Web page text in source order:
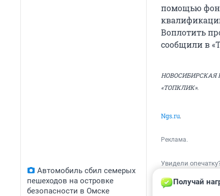
Автомобиль сбил семерых
пешеходов на островке
безопасности в Омске
помощью
Воплотить
сообщили в
НОВОСИБИРСКАЯ
«ТОПКЛИК».
Ngs.ru.
Реклама.
Увидели
Получай